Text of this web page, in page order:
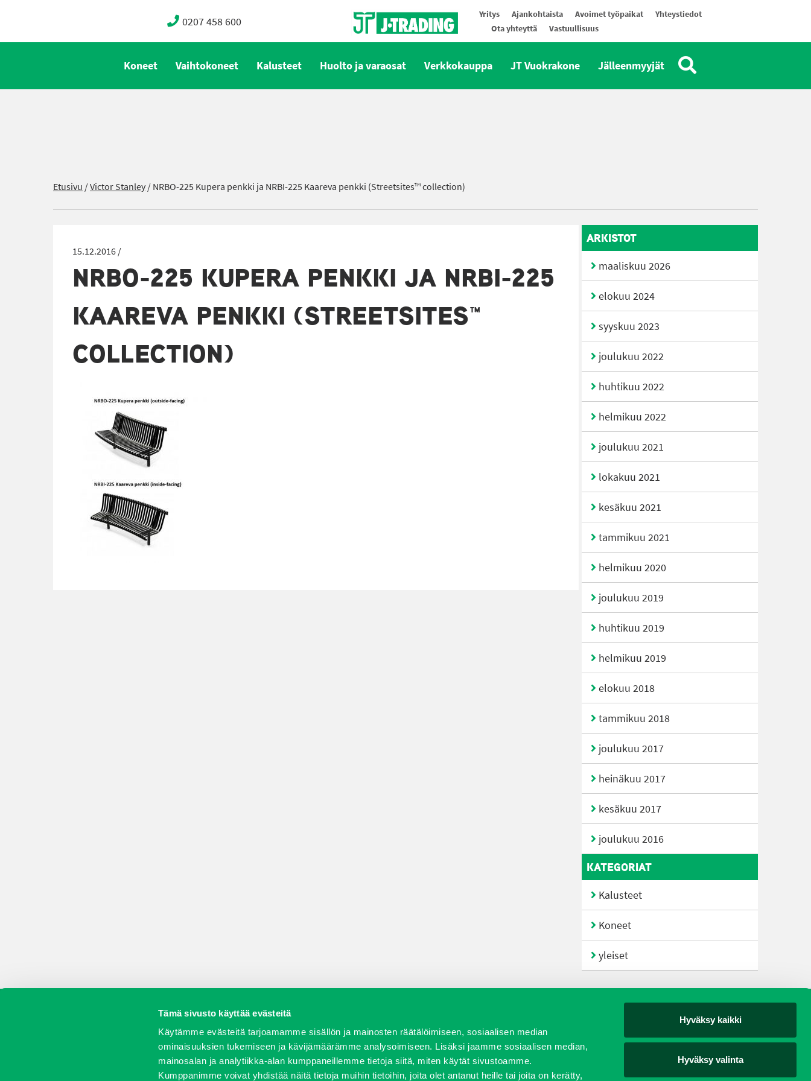
Tämä sivusto käyttää evästeitä
Käytämme evästeitä tarjoamamme sisällön ja mainosten räätälöimiseen, sosiaalisen median
ominaisuuksien tukemiseen ja kävijämäärämme analysoimiseen. Lisäksi jaamme sosiaalisen median,
mainosalan ja analytiikka-alan kumppaneillemme tietoja siitä, miten käytät sivustoamme.
Kumppanimme voivat yhdistää näitä tietoja muihin tietoihin, joita olet antanut heille tai joita on kerätty,
Hyväksy kaikki
Hyväksy valinta
0207 458 600 Yritys Ajankohtaista Avoimet työpaikat
Yhteystiedot
Ota yhteyttä
Vastuullisuus
Koneet Vaihtokoneet Kalusteet Huolto ja varaosat Verkkokauppa JT Vuokrakone Jälleenmyyjät
Etusivu /Victor Stanley/NRBO-225 Kupera penkki ja NRBI-225 Kaareva penkki (Streetsites™ collection)
15.12.2016 /
NRBO-225 KUPERA PENKKI JA NRBI-225
KAAREVA PENKKI (STREETSITES™
COLLECTION)
ARKISTOT
maaliskuu 2026
elokuu 2024
syyskuu 2023
joulukuu 2022
huhtikuu 2022
helmikuu 2022
joulukuu 2021
lokakuu 2021
kesäkuu 2021
tammikuu 2021
helmikuu 2020
joulukuu 2019
huhtikuu 2019
helmikuu 2019
elokuu 2018
tammikuu 2018
joulukuu 2017
heinäkuu 2017
kesäkuu 2017
joulukuu 2016
KATEGORIAT
Kalusteet
Koneet
yleiset
Vaihtokoneet Kalusteet Huolto ja varaosat Verkkokauppa JT Vuokrakone Jälleenmyyjät